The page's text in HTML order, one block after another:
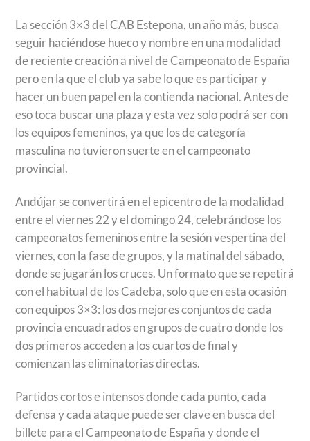
La sección 3×3 del CAB Estepona, un año más, busca
seguir haciéndose hueco y nombre en una modalidad
de reciente creación a nivel de Campeonato de España
pero en la que el club ya sabe lo que es participar y
hacer un buen papel en la contienda nacional. Antes de
eso toca buscar una plaza y esta vez solo podrá ser con
los equipos femeninos, ya que los de categoría
masculina no tuvieron suerte en el campeonato
provincial.
Andújar se convertirá en el epicentro de la modalidad
entre el viernes 22 y el domingo 24, celebrándose los
campeonatos femeninos entre la sesión vespertina del
viernes, con la fase de grupos, y la matinal del sábado,
donde se jugarán los cruces. Un formato que se repetirá
con el habitual de los Cadeba, solo que en esta ocasión
con equipos 3×3: los dos mejores conjuntos de cada
provincia encuadrados en grupos de cuatro donde los
dos primeros acceden a los cuartos de final y
comienzan las eliminatorias directas.
Partidos cortos e intensos donde cada punto, cada
defensa y cada ataque puede ser clave en busca del
billete para el Campeonato de España y donde el